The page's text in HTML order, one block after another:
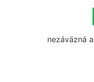
nezáväzná